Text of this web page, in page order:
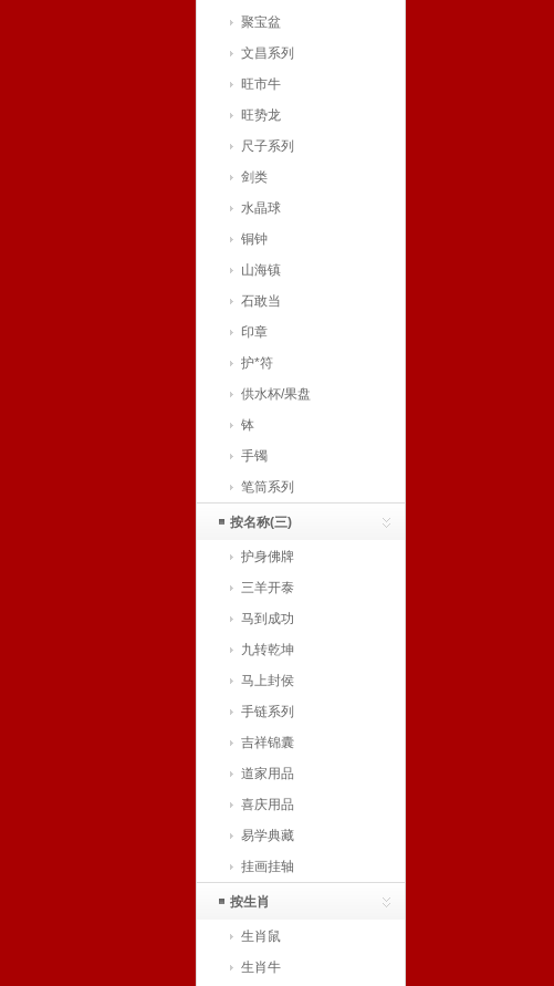
聚宝盆
文昌系列
旺市牛
旺势龙
尺子系列
剑类
水晶球
铜钟
山海镇
石敢当
印章
护*符
供水杯/果盘
钵
手镯
笔筒系列
按名称(三)
护身佛牌
三羊开泰
马到成功
九转乾坤
马上封侯
手链系列
吉祥锦囊
道家用品
喜庆用品
易学典藏
挂画挂轴
按生肖
生肖鼠
生肖牛